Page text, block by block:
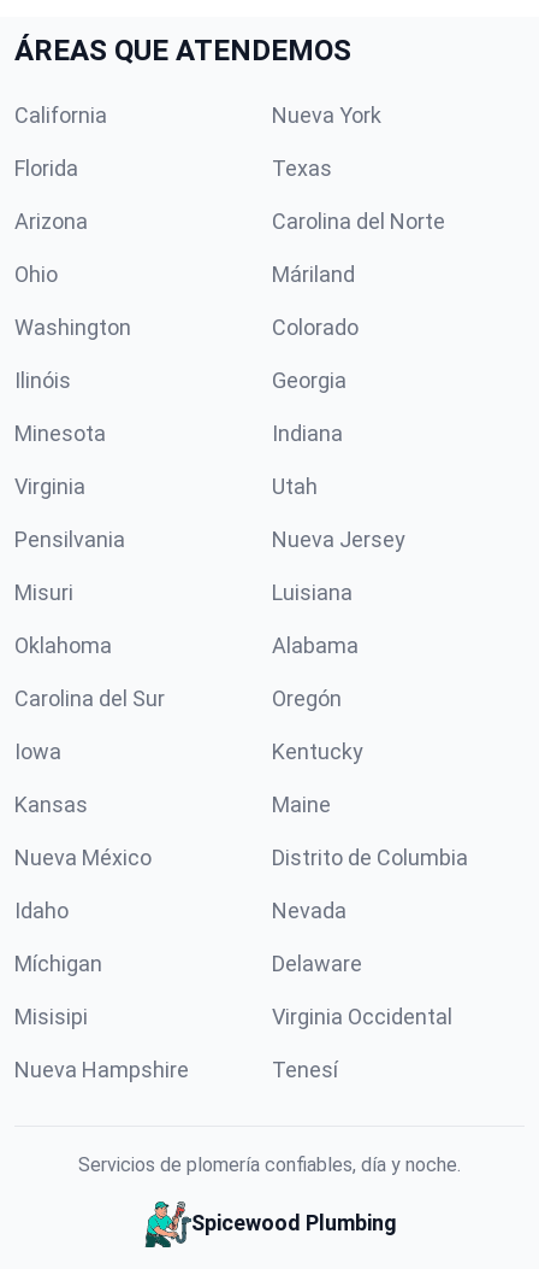
ÁREAS QUE ATENDEMOS
California Nueva York
Florida Texas
Arizona Carolina del Norte
Ohio Máriland
Washington Colorado
Ilinóis Georgia
Minesota Indiana
Virginia Utah
Pensilvania Nueva Jersey
Misuri Luisiana
Oklahoma Alabama
Carolina del Sur Oregón
Iowa Kentucky
Kansas Maine
Nueva México Distrito de Columbia
Idaho Nevada
Míchigan Delaware
Misisipi Virginia Occidental
Nueva Hampshire Tenesí
Servicios de plomería confiables, día y noche.
Spicewood Plumbing